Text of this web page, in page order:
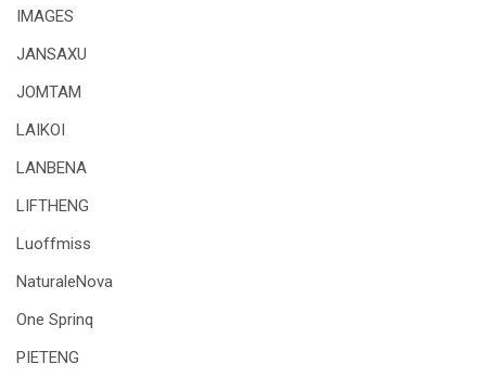
IMAGES
JANSAXU
JOMTAM
LAIKOI
LANBENA
LIFTHENG
Luoffmiss
NaturaleNova
One Sprinq
PIETENG